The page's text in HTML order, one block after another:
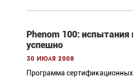
Phenom 100: испытания
успешно
30 июля 2008
Программа